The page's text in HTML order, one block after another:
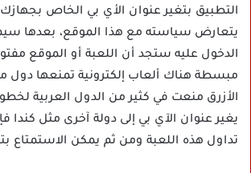
التطبيق بتغير عنوان الأي بي الخاص بجهازك
يتعارض سياسته مع هذا الموقع، بعدها
الدخول عليه ستجد أن اللعبة أو الموقع
مبسطة هناك ألعاب إلكترونية تمنعها دول
الأزرق منعت في كثير من الدول العربية
يغير عنوان الآي بي إلى دولة آخرى مثل كندا
تداول هذه اللعبة ومن ثم يمكن الاستمتاع